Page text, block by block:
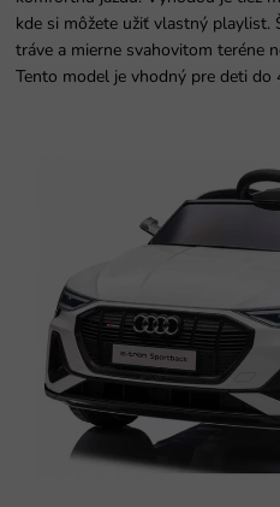
kde si môžete užiť vlastný playlist.
tráve a mierne svahovitom teréne
Tento model je vhodný pre deti do